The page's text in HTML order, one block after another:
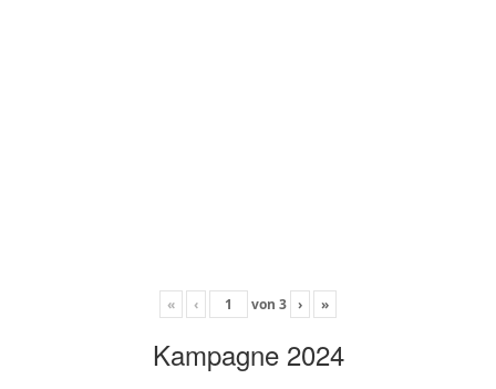
« ‹ von 3 › »
Kampagne 2024